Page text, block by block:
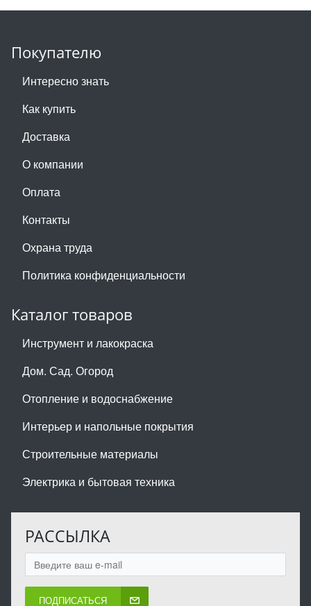
Покупателю
Интересно знать
Как купить
Доставка
О компании
Оплата
Контакты
Охрана труда
Политика конфиденциальности
Каталог товаров
Инструмент и лакокраска
Дом. Сад. Огород
Отопление и водоснабжение
Интерьер и напольные покрытия
Строительные материалы
Электрика и бытовая техника
РАССЫЛКА
ПОДПИСАТЬСЯ